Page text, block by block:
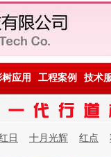
树应用 工程案例 技术
日 十月光辉 红点